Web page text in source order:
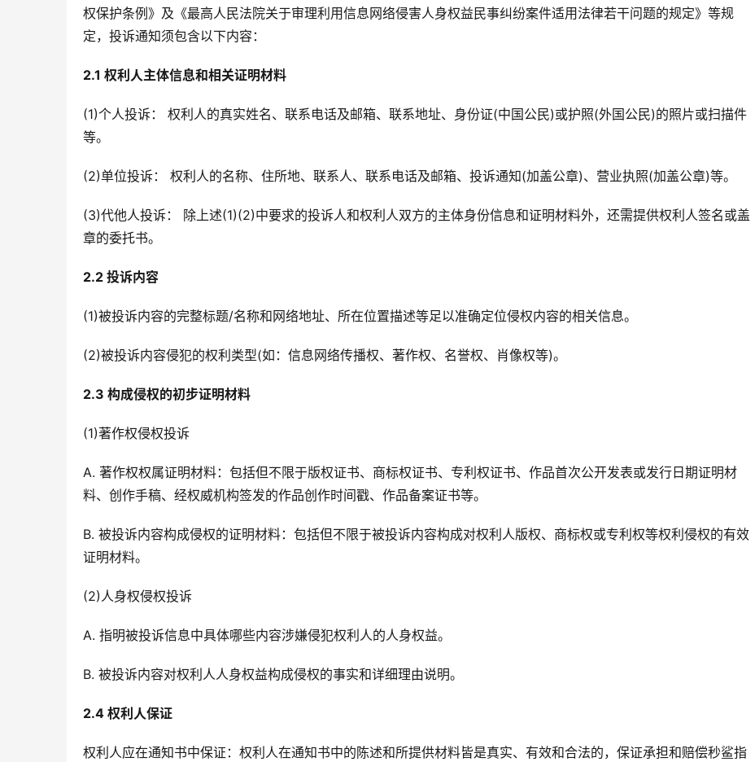
权保护条例》及《最高人民法院关于审理利用信息网络侵害人身权益民事纠纷案件适用法律若干问题的规定》等规
定，投诉通知须包含以下内容：
2.1 权利人主体信息和相关证明材料
(1)个人投诉： 权利人的真实姓名、联系电话及邮箱、联系地址、身份证(中国公民)或护照(外国公民)的照片或扫描件
等。
(2)单位投诉： 权利人的名称、住所地、联系人、联系电话及邮箱、投诉通知(加盖公章)、营业执照(加盖公章)等。
(3)代他人投诉： 除上述(1)(2)中要求的投诉人和权利人双方的主体身份信息和证明材料外，还需提供权利人签名或盖
章的委托书。
2.2 投诉内容
(1)被投诉内容的完整标题/名称和网络地址、所在位置描述等足以准确定位侵权内容的相关信息。
(2)被投诉内容侵犯的权利类型(如：信息网络传播权、著作权、名誉权、肖像权等)。
2.3 构成侵权的初步证明材料
(1)著作权侵权投诉
A. 著作权权属证明材料：包括但不限于版权证书、商标权证书、专利权证书、作品首次公开发表或发行日期证明材
料、创作手稿、经权威机构签发的作品创作时间戳、作品备案证书等。
B. 被投诉内容构成侵权的证明材料：包括但不限于被投诉内容构成对权利人版权、商标权或专利权等权利侵权的有效
证明材料。
(2)人身权侵权投诉
A. 指明被投诉信息中具体哪些内容涉嫌侵犯权利人的人身权益。
B. 被投诉内容对权利人人身权益构成侵权的事实和详细理由说明。
2.4 权利人保证
权利人应在通知书中保证：权利人在通知书中的陈述和所提供材料皆是真实、有效和合法的，保证承担和赔偿秒鲨指
自我管理与工作效率：如何在繁忙的职场中